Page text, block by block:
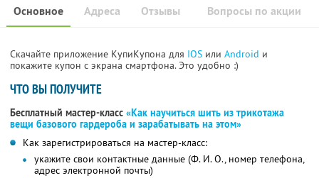
Основное Отзывы Вопросы по акции
Адреса
Скачайте приложение КупиКупона для IOS или Android и
покажите купон с экрана смартфона. Это удобно :)
ЧТО ВЫ ПОЛУЧИТЕ
Бесплатный мастер-класс «Как научиться шить из трикотажа
вещи базового гардероба и зарабатывать на этом»
Как зарегистрироваться на мастер-класс:
укажите свои контактные данные (Ф. И. О., номер телефона,
адрес электронной почты)